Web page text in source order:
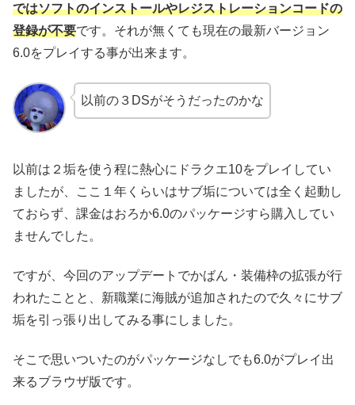
ではソフトのインストールやレジストレーションコードの
登録が不要です。それが無くても現在の最新バージョン
6.0をプレイする事が出来ます。
以前の３DSがそうだったのかな
以前は２垢を使う程に熱心にドラクエ10をプレイしてい
ましたが、ここ１年くらいはサブ垢については全く起動し
ておらず、課金はおろか6.0のパッケージすら購入してい
ませんでした。
ですが、今回のアップデートでかばん・装備枠の拡張が行
われたことと、新職業に海賊が追加されたので久々にサブ
垢を引っ張り出してみる事にしました。
そこで思いついたのがパッケージなしでも6.0がプレイ出
来るブラウザ版です。